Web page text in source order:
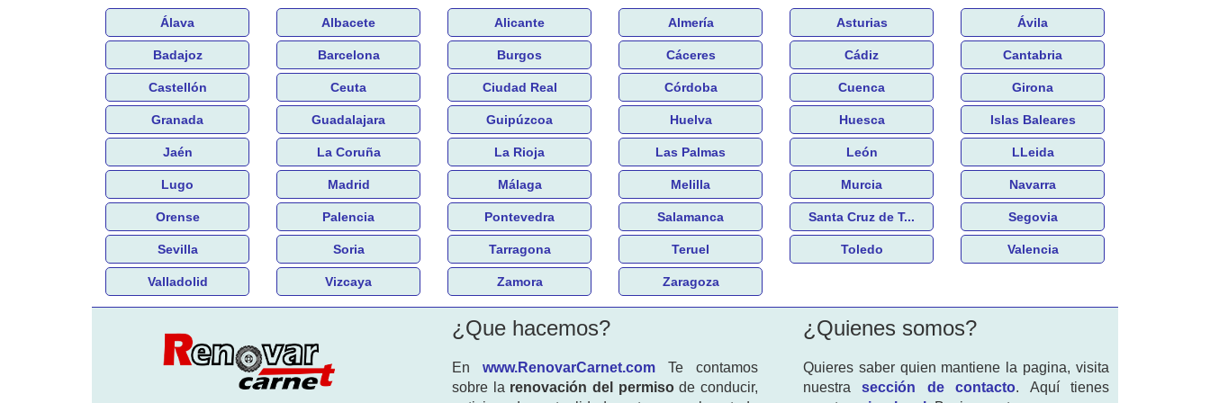
Álava Albacete Alicante Almería Asturias Ávila
Badajoz Barcelona Burgos Cáceres Cádiz Cantabria
Castellón Ceuta Ciudad Real Córdoba Cuenca Girona
Granada Guadalajara Guipúzcoa Huelva Huesca Islas Baleares
Jaén La Coruña La Rioja Las Palmas León LLeida
Lugo Madrid Málaga Melilla Murcia Navarra
Orense Palencia Pontevedra Salamanca Santa Cruz de T... Segovia
Sevilla Soria Tarragona Teruel Toledo Valencia
Valladolid Vizcaya Zamora Zaragoza
¿Que hacemos?
En www.RenovarCarnet.com Te contamos
sobre la renovación del permisode conducir,
¿Quienes somos?
Quieres saber quien mantiene la pagina, visita
nuestrasección de contacto. Aquí tienes